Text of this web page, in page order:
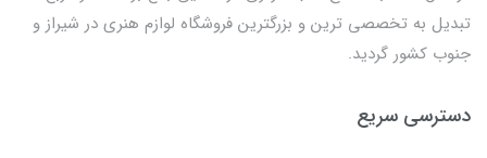
تبدیل به تخصصی ترین و بزرگترین فروشگاه لوازم هنری در شیراز و
جنوب کشور گردید.
دسترسی سریع